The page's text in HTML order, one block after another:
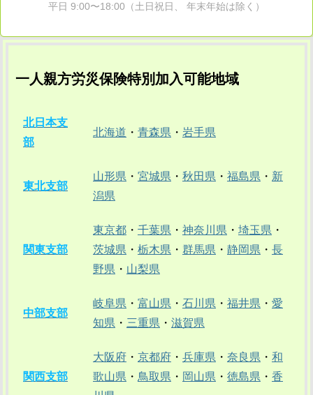
平日 9:00〜18:00（土日祝日、 年末年始は除く）
一人親方労災保険特別加入可能地域
北日本支
部
北海道 ・ 青森県 ・ 岩手県
東北支部
山形県 ・ 宮城県 ・ 秋田県 ・ 福島県 ・ 新
潟県
関東支部
東京都 ・ 千葉県 ・ 神奈川県 ・ 埼玉県 ・
茨城県 ・ 栃木県 ・ 群馬県 ・ 静岡県 ・ 長
野県 ・ 山梨県
中部支部
岐阜県 ・ 富山県 ・ 石川県 ・ 福井県 ・ 愛
知県 ・ 三重県 ・ 滋賀県
関西支部
大阪府 ・ 京都府 ・ 兵庫県 ・ 奈良県 ・ 和
歌山県 ・ 鳥取県 ・ 岡山県 ・ 徳島県 ・ 香